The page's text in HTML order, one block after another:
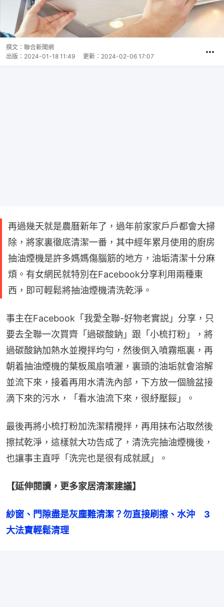
撰文： 聯合新聞網
出版： 2024-01-18 11:49 更新： 2024-02-06 17:07
再過幾天就是農曆新年了，過年前家家戶戶都會大掃
除，將家裏徹底清潔一番，其中經年累月使用的廚房
抽油煙機是許多媽媽傷腦筋的地方，油垢清潔十分麻
煩。有女網民就特別在Facebook分享利用兩種東
西，即可輕鬆將抽油煙機清洗乾淨。
事主在Facebook「我愛全聯-好物老實説」分享，只
要去全聯一次買齊「過碳酸鈉」跟「小梳打粉」，將
過碳酸鈉加熱水並攪拌均勻，然後倒入噴霧瓶裏，再
朝着抽油煙機的葉板風扇噴灑，裏頭的油垢就會溶解
並流下來，接着再用水清洗內部，下方放一個臉盆接
滴下來的污水，「看水油流下來，很紓壓餒」。
最後再將小梳打粉加洗潔精攪拌，再用抹布沾取然後
擦拭乾淨，這樣就大功告成了，清洗完抽油煙機後，
也讓事主直呼「洗完也是很有成就感」。
【延伸閱讀，更多家居清潔建議】
紗窗、門隙盡是灰塵難清潔？勿直接刷擦、水沖　3
大法寶輕鬆清理